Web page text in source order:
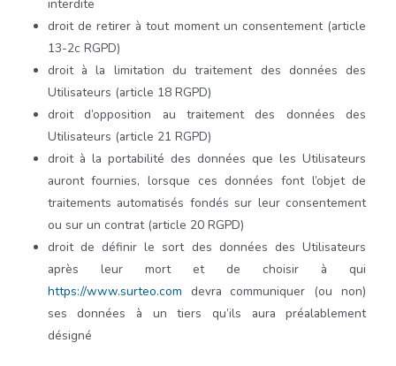
interdite
droit de retirer à tout moment un consentement (article
13-2c RGPD)
droit à la limitation du traitement des données des
Utilisateurs (article 18 RGPD)
droit d’opposition au traitement des données des
Utilisateurs (article 21 RGPD)
droit à la portabilité des données que les Utilisateurs
auront fournies, lorsque ces données font l’objet de
traitements automatisés fondés sur leur consentement
ou sur un contrat (article 20 RGPD)
droit de définir le sort des données des Utilisateurs
après leur mort et de choisir à qui
https://www.surteo.com devra communiquer (ou non)
ses données à un tiers qu’ils aura préalablement
désigné